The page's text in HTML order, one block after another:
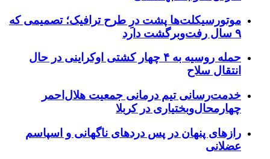
موتورسیکلت‌ها پشت درِ طرح ترافیک؛ تصمیمی که
۹ سال رفت‌وبرگشت دارد
حمله روسیه به ۴ چهار کشتی اوکراینی در حال
انتقال سلاح
خدمت‌رسانی تیم درمانی جمعیت هلال‌احمر
چهارمحال‌وبختیاری در کربلا
رازهای پنهان در پس دردهای ناگهانی و اسپاسم
عضلانی